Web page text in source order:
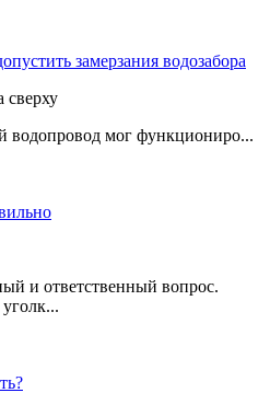
замерзания водозабора
сверху
водопровод мог функциониро...
и ответственный вопрос.